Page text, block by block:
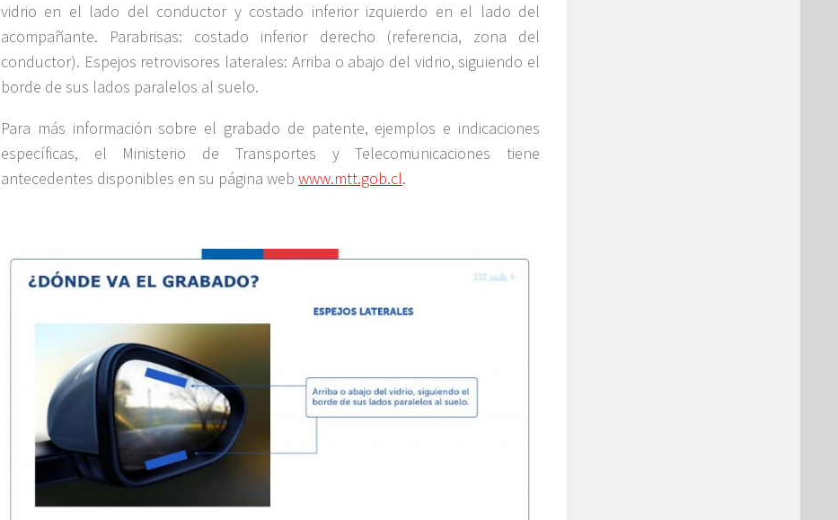
vidrio en el lado del conductor y costado inferior izquierdo en el lado del
acompañante. Parabrisas: costado inferior derecho (referencia, zona del
conductor). Espejos retrovisores laterales: Arriba o abajo del vidrio, siguiendo el
borde de sus lados paralelos al suelo.
Para más información sobre el grabado de patente, ejemplos e indicaciones
específicas, el Ministerio de Transportes y Telecomunicaciones tiene
antecedentes disponibles en su página web www.mtt.gob.cl.